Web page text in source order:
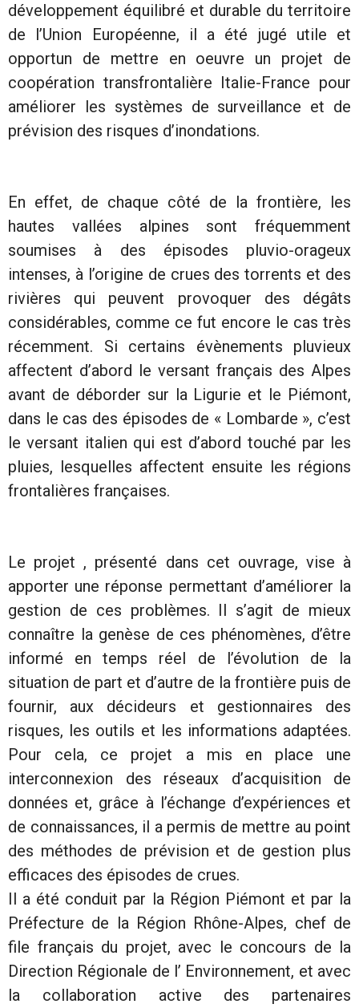
développement équilibré et durable du territoire
de l’Union Européenne, il a été jugé utile et
opportun de mettre en oeuvre un projet de
coopération transfrontalière Italie-France pour
améliorer les systèmes de surveillance et de
prévision des risques d’inondations.
En effet, de chaque côté de la frontière, les
hautes vallées alpines sont fréquemment
soumises à des épisodes pluvio-orageux
intenses, à l’origine de crues des torrents et des
rivières qui peuvent provoquer des dégâts
considérables, comme ce fut encore le cas très
récemment. Si certains évènements pluvieux
affectent d’abord le versant français des Alpes
avant de déborder sur la Ligurie et le Piémont,
dans le cas des épisodes de « Lombarde », c’est
le versant italien qui est d’abord touché par les
pluies, lesquelles affectent ensuite les régions
frontalières françaises.
Le projet , présenté dans cet ouvrage, vise à
apporter une réponse permettant d’améliorer la
gestion de ces problèmes. Il s’agit de mieux
connaître la genèse de ces phénomènes, d’être
informé en temps réel de l’évolution de la
situation de part et d’autre de la frontière puis de
fournir, aux décideurs et gestionnaires des
risques, les outils et les informations adaptées.
Pour cela, ce projet a mis en place une
interconnexion des réseaux d’acquisition de
données et, grâce à l’échange d’expériences et
de connaissances, il a permis de mettre au point
des méthodes de prévision et de gestion plus
efficaces des épisodes de crues.
Il a été conduit par la Région Piémont et par la
Préfecture de la Région Rhône-Alpes, chef de
file français du projet, avec le concours de la
Direction Régionale de l’ Environnement, et avec
la collaboration active des partenaires